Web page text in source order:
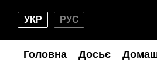
УКР РУС
Головна Досьє